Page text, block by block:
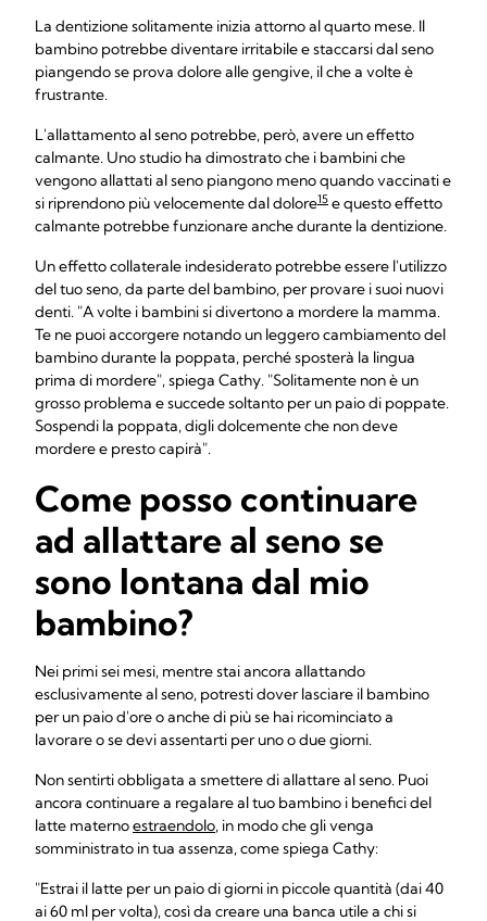
La dentizione solitamente inizia attorno al quarto mese. Il
bambino potrebbe diventare irritabile e staccarsi dal seno
piangendo se prova dolore alle gengive, il che a volte è
frustrante.
L'allattamento al seno potrebbe, però, avere un effetto
calmante. Uno studio ha dimostrato che i bambini che
vengono allattati al seno piangono meno quando vaccinati e
si riprendono più velocemente dal dolore15 e questo effetto
calmante potrebbe funzionare anche durante la dentizione.
Un effetto collaterale indesiderato potrebbe essere l'utilizzo
del tuo seno, da parte del bambino, per provare i suoi nuovi
denti. "A volte i bambini si divertono a mordere la mamma.
Te ne puoi accorgere notando un leggero cambiamento del
bambino durante la poppata, perché sposterà la lingua
prima di mordere", spiega Cathy. "Solitamente non è un
grosso problema e succede soltanto per un paio di poppate.
Sospendi la poppata, digli dolcemente che non deve
mordere e presto capirà".
Come posso continuare
ad allattare al seno se
sono lontana dal mio
bambino?
Nei primi sei mesi, mentre stai ancora allattando
esclusivamente al seno, potresti dover lasciare il bambino
per un paio d'ore o anche di più se hai ricominciato a
lavorare o se devi assentarti per uno o due giorni.
Non sentirti obbligata a smettere di allattare al seno. Puoi
ancora continuare a regalare al tuo bambino i benefici del
latte maternoestraendolo, in modo che gli venga
somministrato in tua assenza, come spiega Cathy:
"Estrai il latte per un paio di giorni in piccole quantità (dai 40
ai 60 ml per volta), così da creare una banca utile a chi si